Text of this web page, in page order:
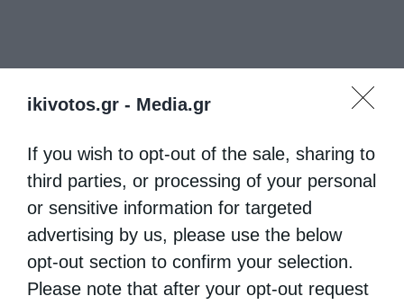
ikivotos.gr - Media.gr
If you wish to opt-out of the sale, sharing to
third parties, or processing of your personal
or sensitive information for targeted
advertising by us, please use the below
opt-out section to confirm your selection.
Please note that after your opt-out request